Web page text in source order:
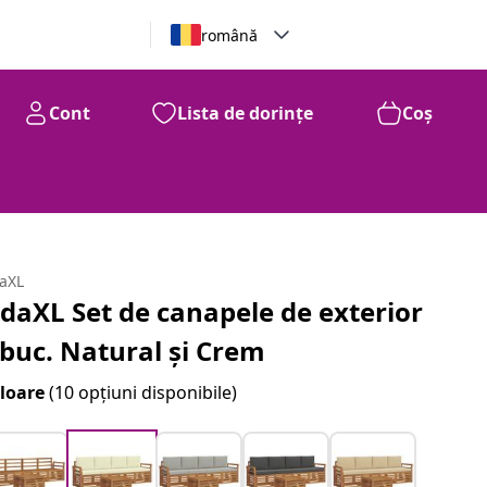
română
Cont Lista de dorințe Coș
Set de canapele de exterior
Natural și Crem
(10 opțiuni disponibile)